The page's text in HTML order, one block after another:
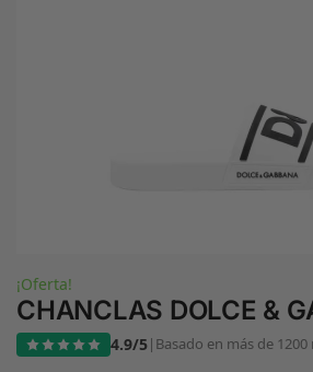
¡Oferta!
CHANCLAS DOLCE &
4.9/5| Basado en más de 1200